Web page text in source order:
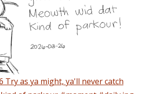
Try as ya might, ya'll never catch